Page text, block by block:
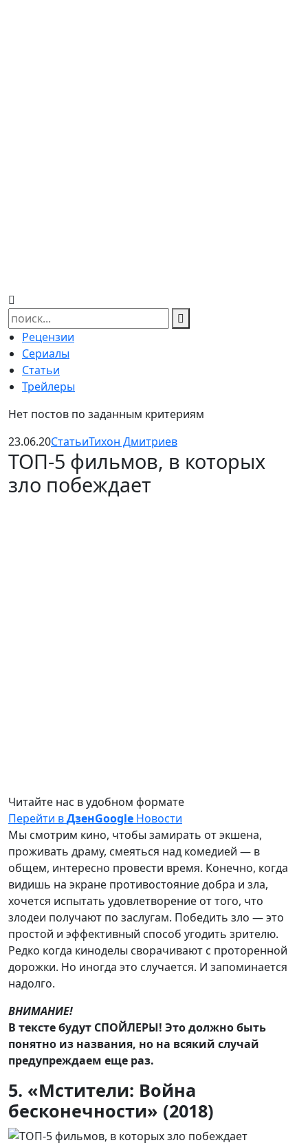
Найти:
Рецензии
Сериалы
Статьи
Трейлеры
Нет постов по заданным критериям
23.06.20СтатьиТихон Дмитриев
ТОП-5 фильмов, в которых
зло побеждает
Читайте нас в удобном формате
Перейти вДзенGoogle Новости
Мы смотрим кино, чтобы замирать от экшена,
проживать драму, смеяться над комедией — в
общем, интересно провести время. Конечно, когда
видишь на экране противостояние добра и зла,
хочется испытать удовлетворение от того, что
злодеи получают по заслугам. Победить зло — это
простой и эффективный способ угодить зрителю.
Редко когда киноделы сворачивают с проторенной
дорожки. Но иногда это случается. И запоминается
надолго.
ВНИМАНИЕ!
В тексте будут СПОЙЛЕРЫ! Это должно быть
понятно из названия, но на всякий случай
предупреждаем еще раз.
5. «Мстители: Война
бесконечности» (2018)